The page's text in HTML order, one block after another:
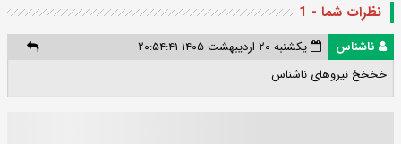
نظرات شما - 1
ناشناس
یکشنبه ۲۰ اردیبهشت ۱۴۰۵ ۲۰:۵۴:۴۱
خخخخ نیروهای ناشناس